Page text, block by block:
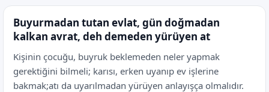
Buyurmadan tutan evlat, gün doğmadan
kalkan avrat, deh demeden yürüyen at
Kişinin çocuğu, buyruk beklemeden neler yapmak
gerektiğini bilmeli; karısı, erken uyanıp ev işlerine
bakmak;atı da uyarılmadan yürüyen anlayışça olmalıdır.